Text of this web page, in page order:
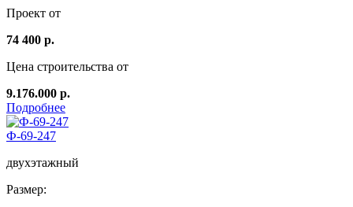
Проект от
74 400 р.
Цена строительства от
9.176.000 р.
Подробнее
Ф-69-247
двухэтажный
Размер: